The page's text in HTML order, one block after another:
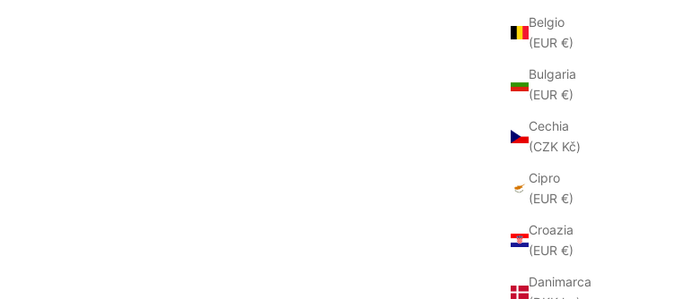
Belgio
(EUR €)
Bulgaria
(EUR €)
Cechia
(CZK Kč)
Cipro
(EUR €)
Croazia
(EUR €)
Danimarca